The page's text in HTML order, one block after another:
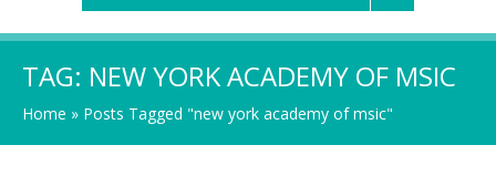
TAG: NEW YORK ACADEMY OF MSIC
Home » Posts Tagged "new york academy of msic"